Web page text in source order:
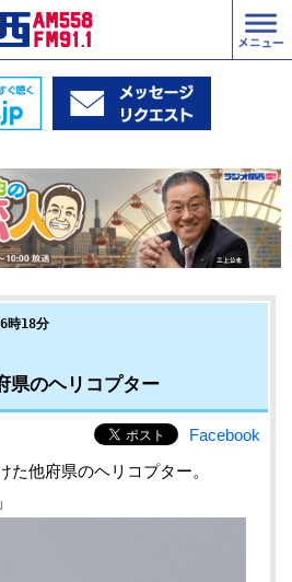
時18分
県のヘリコプター
Facebook
た他府県のヘリコプター。